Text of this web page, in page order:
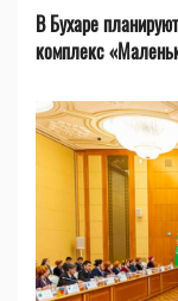
В Бухаре
комплекс